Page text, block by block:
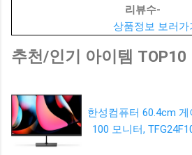
리뷰수-
상품정보 보러가
추천/인기 아이템 TOP10
한성컴퓨터 60.4cm 게
100 모니터,